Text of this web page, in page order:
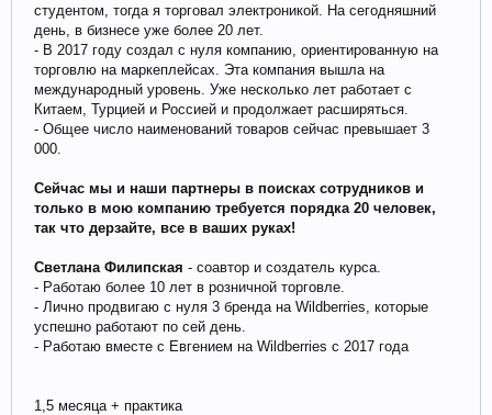
студентом, тогда я торговал электроникой. На сегодняшний
день, в бизнесе уже более 20 лет.
- В 2017 году создал с нуля компанию, ориентированную на
торговлю на маркеплейсах. Эта компания вышла на
международный уровень. Уже несколько лет работает с
Китаем, Турцией и Россией и продолжает расширяться.
- Общее число наименований товаров сейчас превышает 3
000.
Сейчас мы и наши партнеры в поисках сотрудников и
только в мою компанию требуется порядка 20 человек,
так что дерзайте, все в ваших руках!
Светлана Филипская - соавтор и создатель курса.
- Работаю более 10 лет в розничной торговле.
- Лично продвигаю с нуля 3 бренда на Wildberries, которые
успешно работают по сей день.
- Работаю вместе с Евгением на Wildberries с 2017 года
1,5 месяца + практика